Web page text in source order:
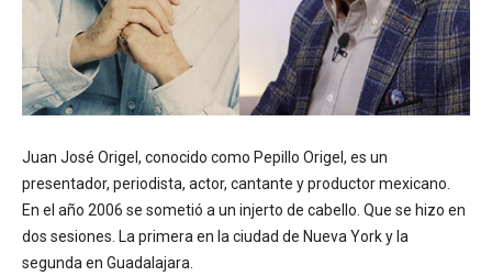
Juan José Origel, conocido como Pepillo Origel, es un
presentador, periodista, actor, cantante y productor mexicano.
En el año 2006 se sometió a un injerto de cabello. Que se hizo en
dos sesiones. La primera en la ciudad de Nueva York y la
segunda en Guadalajara.